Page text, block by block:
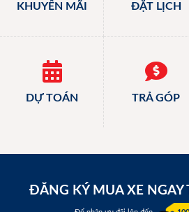
KHUYẾN MÃI ĐẶT LỊCH
DỰ TOÁN TRẢ GÓP
ĐĂNG KÝ MUA XE NGAY